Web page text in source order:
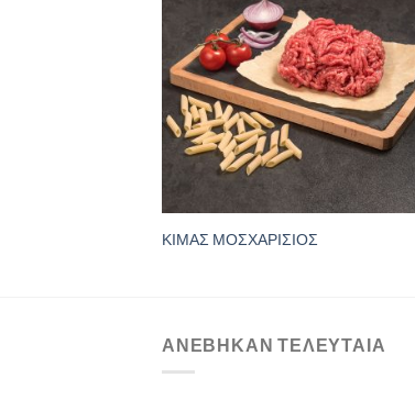
ΚΙΜΑΣ ΜΟΣΧΑΡΙΣΙΟΣ
ΑΝΈΒΗΚΑΝ ΤΕΛΕΥΤΑΊΑ